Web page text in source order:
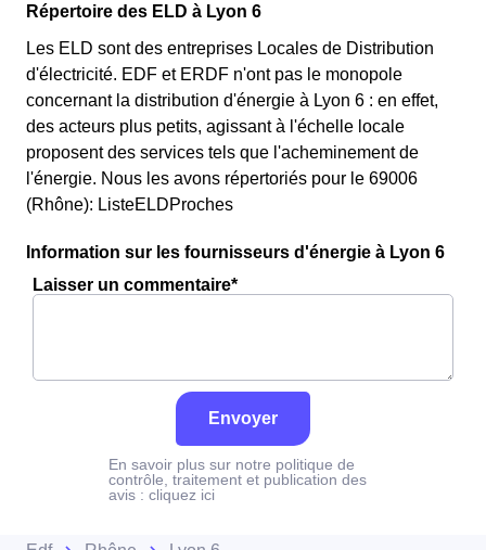
Répertoire des ELD à Lyon 6
Les ELD sont des entreprises Locales de Distribution
d'électricité. EDF et ERDF n'ont pas le monopole
concernant la distribution d'énergie à Lyon 6 : en effet,
des acteurs plus petits, agissant à l'échelle locale
proposent des services tels que l'acheminement de
l'énergie. Nous les avons répertoriés pour le 69006
(Rhône): ListeELDProches
Information sur les fournisseurs d'énergie à Lyon 6
Laisser un commentaire*
Envoyer
En savoir plus sur notre politique de
contrôle, traitement et publication des
avis : cliquez ici